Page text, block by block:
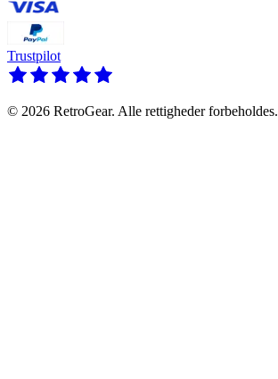
Trustpilot
© 2026 RetroGear. Alle rettigheder forbeholdes.